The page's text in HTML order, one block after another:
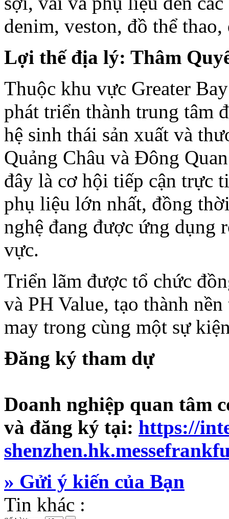
denim, veston, đồ thể
Lợi thế địa lý: Thâm
Thuộc khu vực Greater
phát triển thành trung tâm
hệ sinh thái sản xuất và
Quảng Châu và Đông
đây là cơ hội tiếp cận trực
phụ liệu lớn nhất, đồng
nghệ đang được ứng dụng
vực.
Triển lãm được tổ chức
và PH Value, tạo thành
may trong cùng một sự
Đăng ký tham dự
Doanh nghiệp quan tâm
và đăng ký tại: https://
» Gửi ý kiến của Bạn
Tin khác :